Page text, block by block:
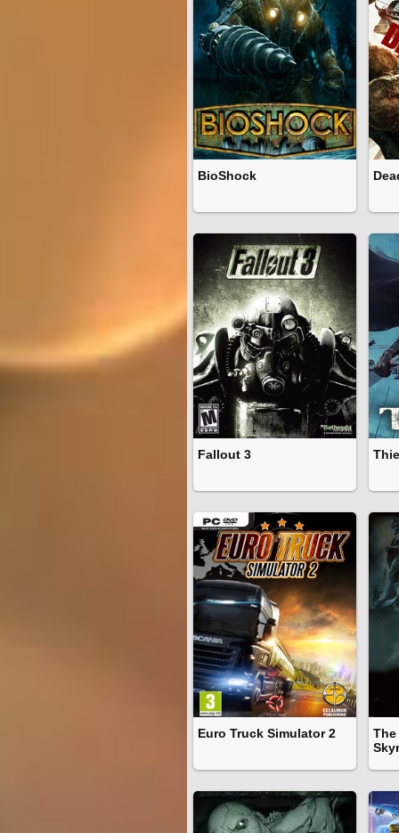
BioShock
Fallout 3
Euro Truck Simulator 2